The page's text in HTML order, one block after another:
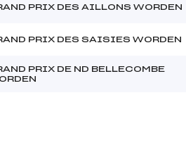
PRIX DES AILLONS WORDEN
PRIX DES SAISIES WORDEN
PRIX DE ND BELLECOMBE